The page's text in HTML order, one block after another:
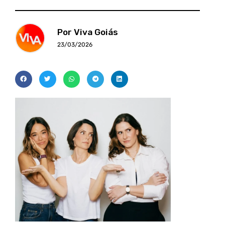
Por Viva Goiás
23/03/2026